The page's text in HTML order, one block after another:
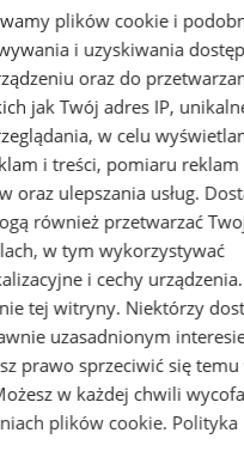
plików cookie i
i uzyskiwania
oraz do
jak Twój adres IP,
w celu
i treści, pomiaru reklam
oraz ulepszania usług.
również przetwarzać
w tym wykorzystywać
i cechy
tej witryny. Niektórzy
uzasadnionym
prawo sprzeciwić się temu
w każdej chwili
plików cookie. Polityka